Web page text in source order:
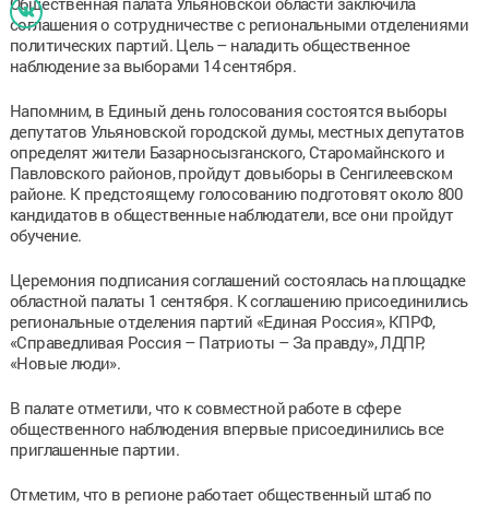
соглашения о сотрудничестве с региональными отделениями
политических партий. Цель – наладить общественное
наблюдение за выборами 14 сентября.
Напомним, в Единый день голосования состоятся выборы
депутатов Ульяновской городской думы, местных депутатов
определят жители Базарносызганского, Старомайнского и
Павловского районов, пройдут довыборы в Сенгилеевском
районе. К предстоящему голосованию подготовят около 800
кандидатов в общественные наблюдатели, все они пройдут
обучение.
Церемония подписания соглашений состоялась на площадке
областной палаты 1 сентября. К соглашению присоединились
региональные отделения партий «Единая Россия», КПРФ,
«Справедливая Россия – Патриоты – За правду», ЛДПР,
«Новые люди».
В палате отметили, что к совместной работе в сфере
общественного наблюдения впервые присоединились все
приглашенные партии.
Отметим, что в регионе работает общественный штаб по